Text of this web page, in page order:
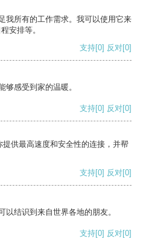
我所有的工作需求。我可以使用它来
安排等。
支持[0] 反对[0]
够感受到家的温暖。
支持[0] 反对[0]
供最高速度和安全性的连接，并帮
支持[0] 反对[0]
结识到来自世界各地的朋友。
支持[0] 反对[0]